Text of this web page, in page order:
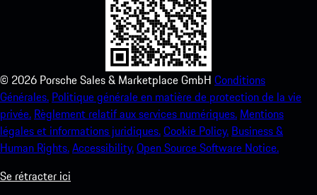
© 2026 Porsche Sales & Marketplace GmbH Conditions
Générales. Politique générale en matière de protection de la vie
privée. Règlement relatif aux services numériques. Mentions
légales et informations juridiques.Cookie Policy. Business &
Human Rights.Accessibility.Open Source Software Notice.
Se rétracter ici